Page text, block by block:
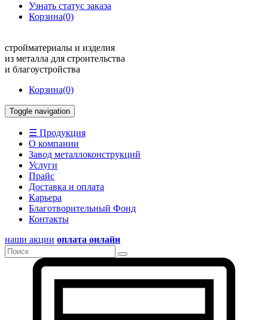
Узнать статус заказа
Корзина(0)
стройматериалы и изделия
из металла для строительства
и благоустройства
Корзина(0)
Toggle navigation
☰ Продукция
О компании
Завод металлоконструкций
Услуги
Прайс
Доставка и оплата
Карьера
Благотворительный Фонд
Контакты
наши акции оплата онлайн